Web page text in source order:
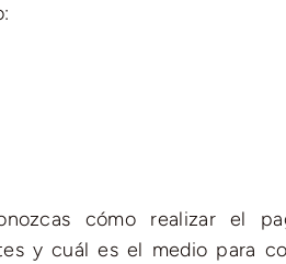
cómo realizar el
y cuál es el medio para